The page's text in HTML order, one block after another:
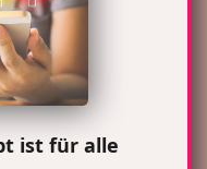
ist für alle